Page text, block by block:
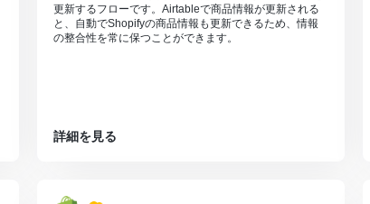
更新するフローです。Airtableで商品情報が更新される
と、自動でShopifyの商品情報も更新できるため、情報
の整合性を常に保つことができます。
詳細を見る